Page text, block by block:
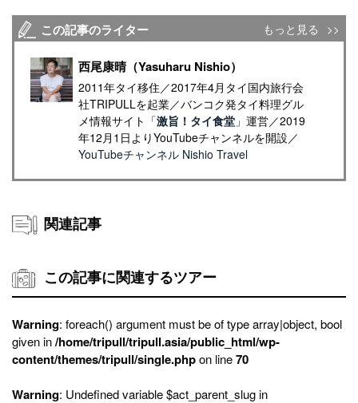
この記事のライター もっと見る
西尾康晴（Yasuharu Nishio）
2011年タイ移住／2017年4月タイ国内旅行会
社TRIPULLを起業／バンコク発タイ料理グル
メ情報サイト「激旨！タイ食堂」運営／2019
年12月1日よりYouTubeチャンネルを開設／
YouTubeチャンネル Nishio Travel
関連記事
この記事に関連するツアー
Warning: foreach() argument must be of type array|object, bool
given in/home/tripull/tripull.asia/public_html/wp-
content/themes/tripull/single.phpon line70
Warning: Undefined variable $act_parent_slug in